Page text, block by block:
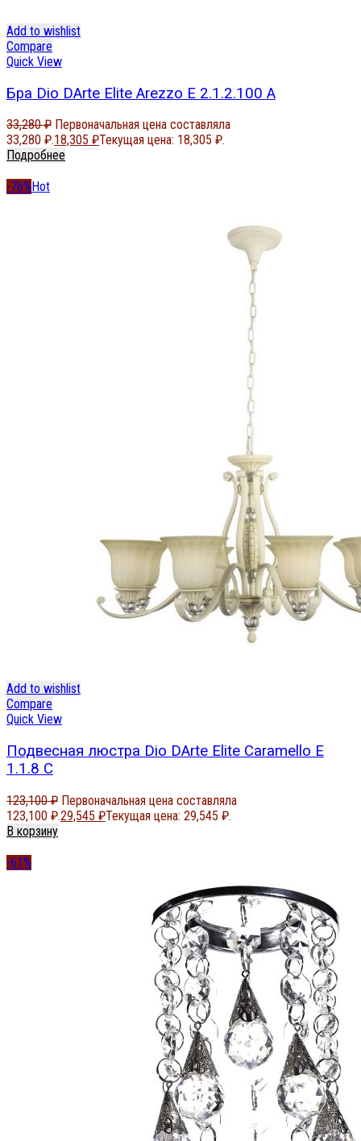
Add to wishlist
Compare
Quick View
Бра Dio DArte Elite Arezzo E 2.1.2.100 A
33,280₽ Первоначальная цена составляла
33,280 ₽.18,305 ₽Текущая цена: 18,305 ₽.
Подробнее
-76% Hot
Add to wishlist
Compare
Quick View
Подвесная люстра Dio DArte Elite Caramello E
1.1.8 C
123,100₽ Первоначальная цена составляла
123,100 ₽.29,545 ₽Текущая цена: 29,545 ₽.
В корзину
-61%